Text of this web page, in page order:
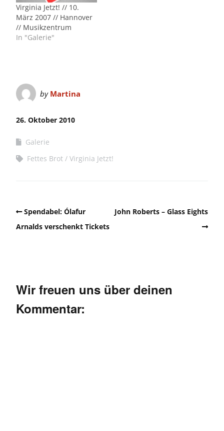
Virginia Jetzt! // 10.
März 2007 // Hannover
// Musikzentrum
In "Galerie"
by Martina
26. Oktober 2010
Galerie
Fettes Brot
Virginia Jetzt!
Spendabel: Ólafur
Arnalds verschenkt Tickets
John Roberts – Glass Eights
Wir freuen uns über deinen
Kommentar: